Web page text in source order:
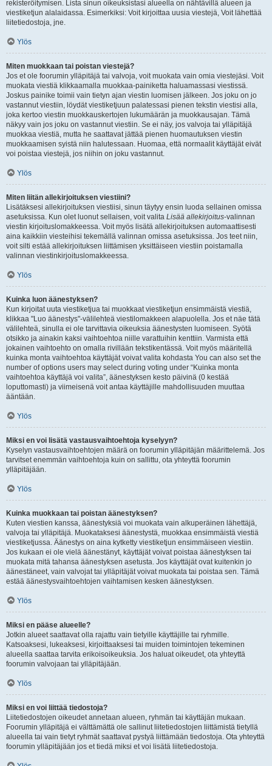
rekisteröitymisen. Lista sinun oikeuksistasi alueella on nähtävillä alueen ja
viestiketjun alalaidassa. Esimerkiksi: Voit kirjoittaa uusia viestejä, Voit lähettää
liitetiedostoja, jne.
Ylös
Miten muokkaan tai poistan viestejä?
Jos et ole foorumin ylläpitäjä tai valvoja, voit muokata vain omia viestejäsi. Voit
muokata viestiä klikkaamalla muokkaa-painiketta haluamassasi viestissä.
Joskus painike toimii vain tietyn ajan viestin luomisen jälkeen. Jos joku on jo
vastannut viestiin, löydät viestiketjuun palatessasi pienen tekstin viestisi alla,
joka kertoo viestin muokkauskertojen lukumäärän ja muokkausajan. Tämä
näkyy vain jos joku on vastannut viestiin. Se ei näy, jos valvoja tai ylläpitäjä
muokkaa viestiä, mutta he saattavat jättää pienen huomautuksen viestin
muokkaamisen syistä niin halutessaan. Huomaa, että normaalit käyttäjät eivät
voi poistaa viestejä, jos niihin on joku vastannut.
Ylös
Miten liitän allekirjoituksen viestiini?
Lisätäksesi allekirjoituksen viestiisi, sinun täytyy ensin luoda sellainen omissa
asetuksissa. Kun olet luonut sellaisen, voit valita Lisää allekirjoitus-valinnan
viestin kirjoituslomakkeessa. Voit myös lisätä allekirjoituksen automaattisesti
aina kaikkiin viesteihisi tekemällä valinnan omissa asetuksissa. Jos teet niin,
voit silti estää allekirjoituksen liittämisen yksittäiseen viestiin poistamalla
valinnan viestinkirjoituslomakkeessa.
Ylös
Kuinka luon äänestyksen?
Kun kirjoitat uuta viestiketjua tai muokkaat viestiketjun ensimmäistä viestiä,
klikkaa "Luo äänestys"-välilehteä viestilomakkeen alapuolella. Jos et näe tätä
välilehteä, sinulla ei ole tarvittavia oikeuksia äänestysten luomiseen. Syötä
otsikko ja ainakin kaksi vaihtoehtoa niille varattuihin kenttiin. Varmista että
jokainen vaihtoehto on omalla rivillään tekstikentässä. Voit myös määritellä
kuinka monta vaihtoehtoa käyttäjät voivat valita kohdasta You can also set the
number of options users may select during voting under “Kuinka monta
vaihtoehtoa käyttäjä voi valita”, äänestyksen kesto päivinä (0 kestää
loputtomasti) ja viimeisenä voit antaa käyttäjille mahdollisuuden muuttaa
ääntään.
Ylös
Miksi en voi lisätä vastausvaihtoehtoja kyselyyn?
Kyselyn vastausvaihtoehtojen määrä on foorumin ylläpitäjän määrittelemä. Jos
tarvitset enemmän vaihtoehtoja kuin on sallittu, ota yhteyttä foorumin
ylläpitäjään.
Ylös
Kuinka muokkaan tai poistan äänestyksen?
Kuten viestien kanssa, äänestyksiä voi muokata vain alkuperäinen lähettäjä,
valvoja tai ylläpitäjä. Muokataksesi äänestystä, muokkaa ensimmäistä viestiä
viestiketjussa. Äänestys on aina kytketty viestiketjun ensimmäiseen viestiin.
Jos kukaan ei ole vielä äänestänyt, käyttäjät voivat poistaa äänestyksen tai
muokata mitä tahansa äänestyksen asetusta. Jos käyttäjät ovat kuitenkin jo
äänestäneet, vain valvojat tai ylläpitäjät voivat muokata tai poistaa sen. Tämä
estää äänestysvaihtoehtojen vaihtamisen kesken äänestyksen.
Ylös
Miksi en pääse alueelle?
Jotkin alueet saattavat olla rajattu vain tietyille käyttäjille tai ryhmille.
Katsoaksesi, lukeaksesi, kirjoittaaksesi tai muiden toimintojen tekeminen
alueella saattaa tarvita erikoisoikeuksia. Jos haluat oikeudet, ota yhteyttä
foorumin valvojaan tai ylläpitäjään.
Ylös
Miksi en voi liittää tiedostoja?
Liitetiedostojen oikeudet annetaan alueen, ryhmän tai käyttäjän mukaan.
Foorumin ylläpitäjä ei välttämättä ole sallinut liitetiedostojen liittämistä tietyllä
alueella tai vain tietyt ryhmät saattavat pystyä liittämään tiedostoja. Ota yhteyttä
foorumin ylläpitäjään jos et tiedä miksi et voi lisätä liitetiedostoja.